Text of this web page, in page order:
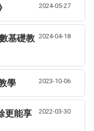
2024-05-27
基礎教 2024-04-18
學 2023-10-06
更能享
2022-03-30